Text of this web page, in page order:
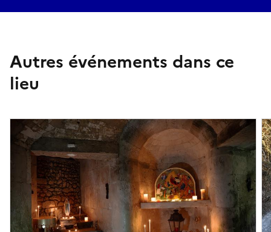
Autres événements dans ce
lieu